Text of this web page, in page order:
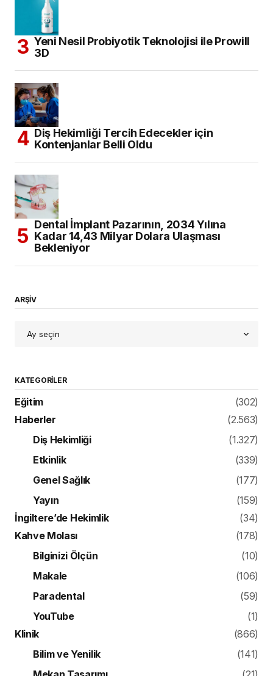
Yeni Nesil Probiyotik Teknolojisi ile Prowill
3D
Diş Hekimliği Tercih Edecekler için
Kontenjanlar Belli Oldu
Dental İmplant Pazarının, 2034 Yılına
Kadar 14,43 Milyar Dolara Ulaşması
Bekleniyor
ARŞİV
KATEGORILER
Eğitim
(302)
Haberler
(2.563)
Diş Hekimliği
(1.327)
Etkinlik
(339)
Genel Sağlık
(177)
Yayın
(159)
İngiltere’de Hekimlik
(34)
Kahve Molası
(178)
Bilginizi Ölçün
(10)
Makale
(106)
Paradental
(59)
YouTube
(1)
Klinik
(866)
Bilim ve Yenilik
(141)